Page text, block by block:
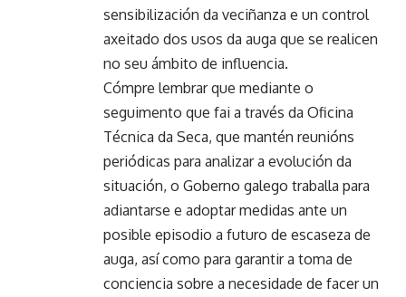
sensibilización da veciñanza e un control
axeitado dos usos da auga que se realicen
no seu ámbito de influencia.
Cómpre lembrar que mediante o
seguimento que fai a través da Oficina
Técnica da Seca, que mantén reunións
periódicas para analizar a evolución da
situación, o Goberno galego traballa para
adiantarse e adoptar medidas ante un
posible episodio a futuro de escaseza de
auga, así como para garantir a toma de
conciencia sobre a necesidade de facer un